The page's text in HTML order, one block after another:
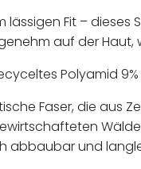
lässigen Fit –
auf der Haut,
Polyamid
Faser, die aus
abbaubar und